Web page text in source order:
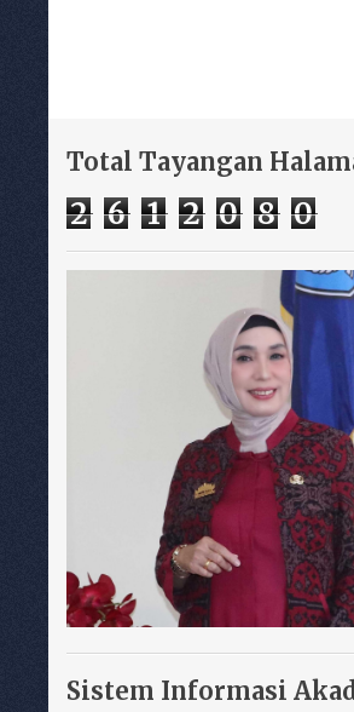
Total Tayangan
2 6 1 2 0 8 0
Sistem Informasi